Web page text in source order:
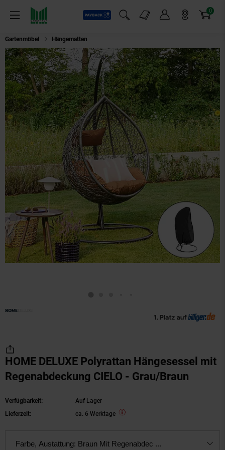
Menü
Payback
Suchfeld einblenden
Markt-Angebote 0
Artikel
Gartenmöbel Hängematten
HOME DELUXE Polyrattan Hängesessel mit
Regenabdeckung CIELO - Grau/Braun
Verfügbarkeit:
Auf Lager
Lieferzeit:
ca. 6 Werktage
Farbe, Austattung: Braun Mit Regenabdec ...